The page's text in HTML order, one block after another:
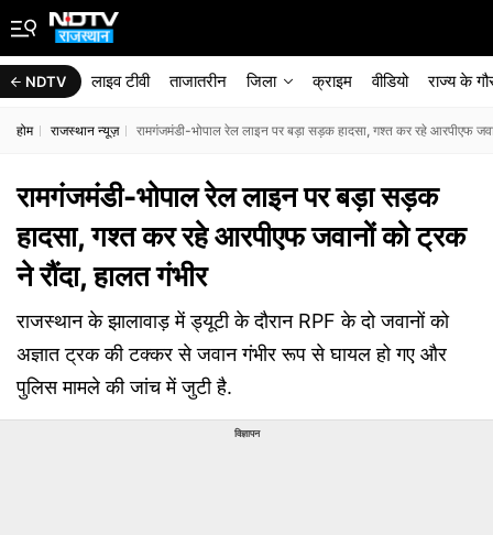
NDTV लाइव टीवी ताजातरीन जिला क्राइम वीडियो राज्‍य के
होम राजस्थान न्यूज़ रामगंजमंडी-भोपाल रेल लाइन पर बड़ा सड़क हादसा, गश्त कर रहे आरपीएफ
रामगंजमंडी-भोपाल रेल लाइन पर बड़ा सड़क
हादसा, गश्त कर रहे आरपीएफ जवानों को ट्रक
ने रौंदा, हालत गंभीर
राजस्थान के झालावाड़ में ड्यूटी के दौरान RPF के दो जवानों को
अज्ञात ट्रक की टक्कर से जवान गंभीर रूप से घायल हो गए और
पुलिस मामले की जांच में जुटी है.
विज्ञापन